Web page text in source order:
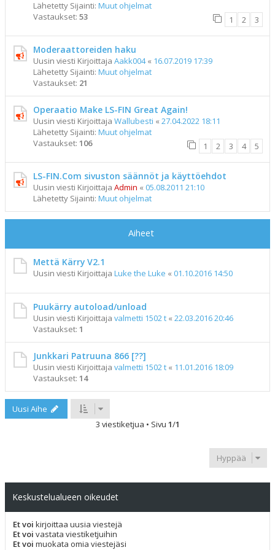
Lähetetty Sijainti: Muut ohjelmat
Vastaukset: 53 1 2 3
Moderaattoreiden haku
Uusin viesti Kirjoittaja Aakk004« 16.07.2019 17:39
Lähetetty Sijainti: Muut ohjelmat
Vastaukset: 21
Operaatio Make LS-FIN Great Again!
Uusin viesti Kirjoittaja Wallubesti « 27.04.2022 18:11
Lähetetty Sijainti: Muut ohjelmat
Vastaukset: 106 1 2 3 4 5
LS-FIN.Com sivuston säännöt ja käyttöehdot
Uusin viesti Kirjoittaja Admin « 05.08.2011 21:10
Lähetetty Sijainti: Muut ohjelmat
Aiheet
Mettä Kärry V2.1
Uusin viesti Kirjoittaja Luke the Luke « 01.10.2016 14:50
Puukärry autoload/unload
Uusin viesti Kirjoittaja valmetti 1502 t « 22.03.2016 20:46
Vastaukset: 1
Junkkari Patruuna 866 [??]
Uusin viesti Kirjoittaja valmetti 1502 t « 11.01.2016 18:09
Vastaukset: 14
Uusi Aihe
3 viestiketjua • Sivu 1/1
Hyppää
Keskustelualueen oikeudet
Et voi kirjoittaa uusia viestejä
Et voi vastata viestiketjuihin
Et voi muokata omia viestejäsi